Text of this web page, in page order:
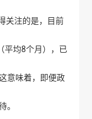
关注的是，目前
平均8个月），已
意味着，即便政
。